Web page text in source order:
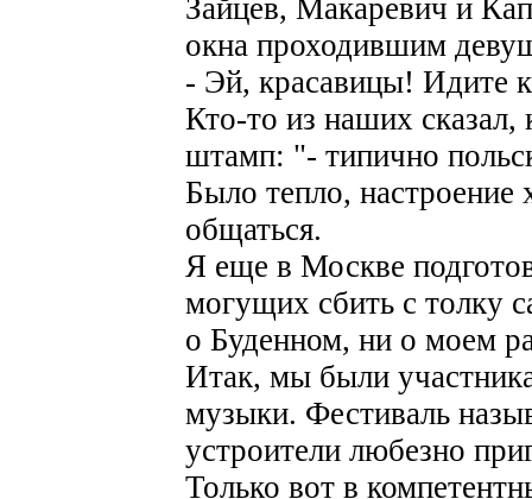
Зайцев, Макаревич и
окна проходившим
- Эй, красавицы! Идите
Кто-то из наших сказал,
штамп: "- типично
Было тепло, настроение
общаться.
Я еще в Москве
могущих сбить с толку
о Буденном, ни о моем
Итак, мы были
музыки. Фестиваль
устроители любезно
Только вот в